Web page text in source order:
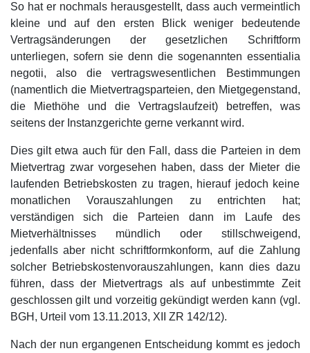
So hat er nochmals herausgestellt, dass auch vermeintlich
kleine und auf den ersten Blick weniger bedeutende
Vertragsänderungen der gesetzlichen Schriftform
unterliegen, sofern sie denn die sogenannten essentialia
negotii, also die vertragswesentlichen Bestimmungen
(namentlich die Mietvertragsparteien, den Mietgegenstand,
die Miethöhe und die Vertragslaufzeit) betreffen, was
seitens der Instanzgerichte gerne verkannt wird.
Dies gilt etwa auch für den Fall, dass die Parteien in dem
Mietvertrag zwar vorgesehen haben, dass der Mieter die
laufenden Betriebskosten zu tragen, hierauf jedoch keine
monatlichen Vorauszahlungen zu entrichten hat;
verständigen sich die Parteien dann im Laufe des
Mietverhältnisses mündlich oder stillschweigend,
jedenfalls aber nicht schriftformkonform, auf die Zahlung
solcher Betriebskostenvorauszahlungen, kann dies dazu
führen, dass der Mietvertrags als auf unbestimmte Zeit
geschlossen gilt und vorzeitig gekündigt werden kann (vgl.
BGH, Urteil vom 13.11.2013, XII ZR 142/12).
Nach der nun ergangenen Entscheidung kommt es jedoch